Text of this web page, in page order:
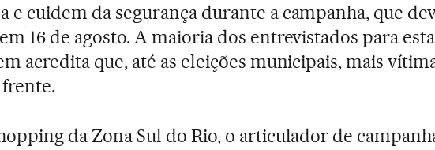
e cuidem da segurança durante a campanha, que
16 de agosto. A maioria dos entrevistados para esta
acredita que, até as eleições municipais, mais
da Zona Sul do Rio, o articulador de